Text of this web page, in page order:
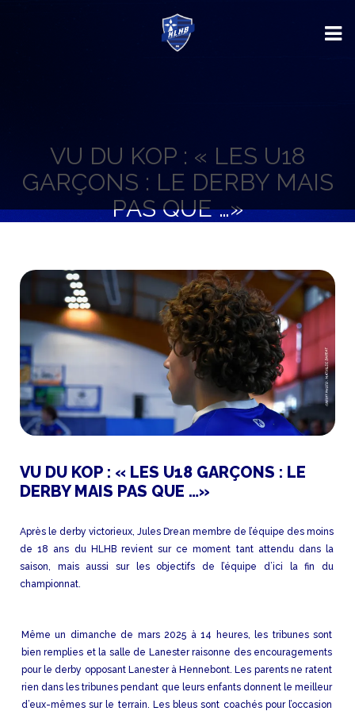
VU DU KOP : « LES U18
GARÇONS : LE DERBY MAIS
PAS QUE …»
VU DU KOP : « LES U18 GARÇONS : LE
DERBY MAIS PAS QUE …»
Après le derby victorieux, Jules Drean membre de l’équipe des moins
de 18 ans du HLHB revient sur ce moment tant attendu dans la
saison, mais aussi sur les objectifs de l’équipe d’ici la fin du
championnat.
Même un dimanche de mars 2025 à 14 heures, les tribunes sont
bien remplies et la salle de Lanester raisonne des encouragements
pour le derby opposant Lanester à Hennebont. Les parents ne ratent
rien dans les tribunes pendant que leurs enfants donnent le meilleur
d’eux-mêmes sur le terrain. Les bleus sont coachés pour l’occasion